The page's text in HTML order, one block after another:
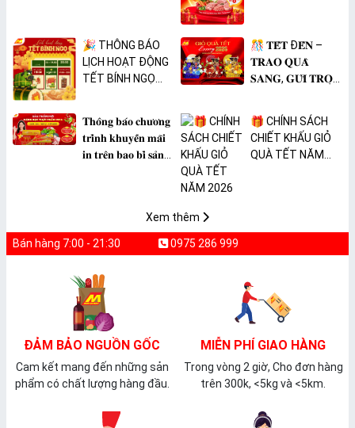
🎉 THÔNG BÁO
LỊCH HOẠT ĐỘNG
TẾT BÍNH NGỌ
🎊 𝐓𝐄̂́𝐓 Đ𝐄̂́𝐍 –
𝐓𝐑𝐀𝐎 𝐐𝐔𝐀̀
𝐒𝐀𝐍𝐆, 𝐆𝐔̛̉𝐈 𝐓𝐑𝐎̣𝐍
𝐓𝐡𝐨̂𝐧𝐠 𝐛𝐚́𝐨 𝐜𝐡𝐮̛𝐨̛𝐧𝐠
𝐭𝐫𝐢̀𝐧𝐡 𝐤𝐡𝐮𝐲𝐞̂́𝐧 𝐦𝐚̃𝐢
𝐢𝐧 𝐭𝐫𝐞̂𝐧 𝐛𝐚𝐨 𝐛𝐢̀ 𝐬𝐚̉𝐧
🎁 CHÍNH SÁCH
CHIẾT KHẤU GIỎ
QUÀ TẾT NĂM
Xem thêm
Bán hàng 7:00 - 21:30 0975 286 999
ĐẢM BẢO NGUỒN GỐC
Cam kết mang đến những sản
phẩm có chất lượng hàng đầu.
MIỄN PHÍ GIAO HÀNG
Trong vòng 2 giờ, Cho đơn hàng
trên 300k, <5kg và <5km.